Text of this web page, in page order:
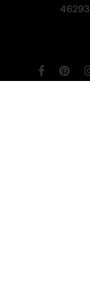
46293